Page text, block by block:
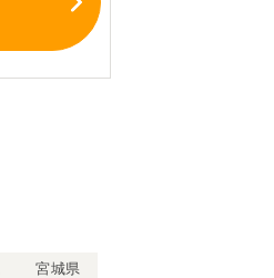
宮城県